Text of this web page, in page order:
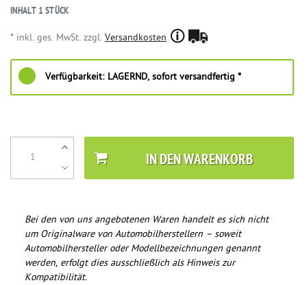
INHALT 1STÜCK
* inkl. ges. MwSt. zzgl. Versandkosten
Verfügbarkeit: LAGERND, sofort versandfertig *
IN DEN WARENKORB
Bei den von uns angebotenen Waren handelt es sich nicht
um Originalware von Automobilherstellern – soweit
Automobilhersteller oder Modellbezeichnungen genannt
werden, erfolgt dies ausschließlich als Hinweis zur
Kompatibilität.